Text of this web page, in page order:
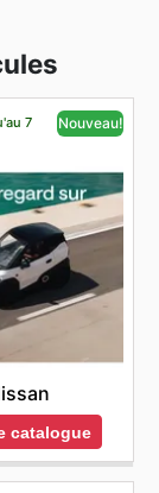
7 Nouveau!
catalogue